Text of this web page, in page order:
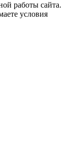
работы сайта.
условия